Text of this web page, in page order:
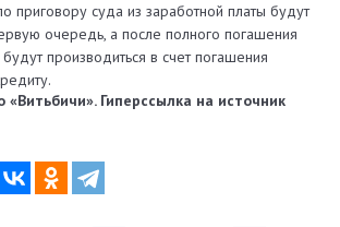
приговору суда из заработной платы будут
очередь, а после полного погашения
производиться в счет погашения
«Витьбичи». Гиперссылка на источник